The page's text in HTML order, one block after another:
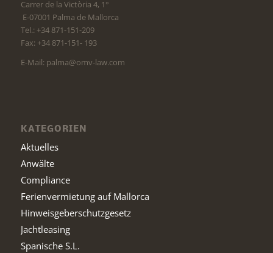
Carrer de la Victòria 4, 1°
E-07001 Palma de Mallorca
Tel.: +34 871-151-209
Fax: +34 871-151- 193
E-Mail: palma@omv-law.com
KATEGORIEN
Aktuelles
Anwälte
Compliance
Ferienvermietung auf Mallorca
Hinweisgeberschutzgesetz
Jachtleasing
Spanische S.L.